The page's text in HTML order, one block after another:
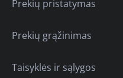
Prekių pristatymas
Prekių grąžinimas
Taisyklės ir sąlygos